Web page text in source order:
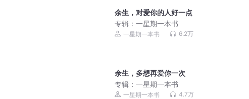
余生，对爱你的人好一点
专辑： 一星期一本书
一星期一本书 6.2万
余生，多想再爱你一次
专辑： 一星期一本书
一星期一本书 4.7万